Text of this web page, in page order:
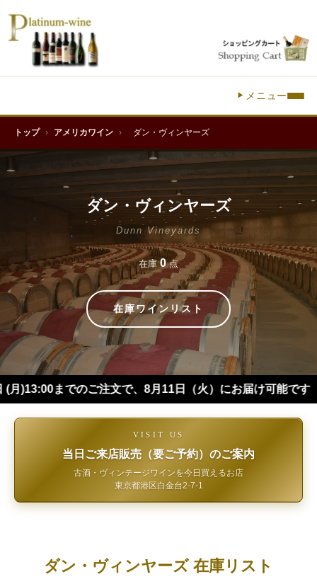
メニュー
トップ › アメリカワイン › ダン・ヴィンヤーズ
ダン・ヴィンヤーズ
Dunn Vineyards
在庫0点
在庫ワインリスト
注文で、8月11日（火）にお届け可能です（※四国・中
VISIT US
当日ご来店販売（要ご予約）のご案内
古酒・ヴィンテージワインを今日買えるお店
東京都港区白金台2-7-1
ダン・ヴィンヤーズ 在庫リスト